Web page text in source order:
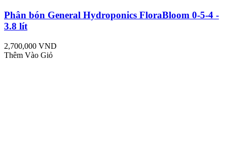
Phân bón General Hydroponics FloraBloom 0-5-4 -
3.8 lít
2,700,000 VND
Thêm Vào Giỏ